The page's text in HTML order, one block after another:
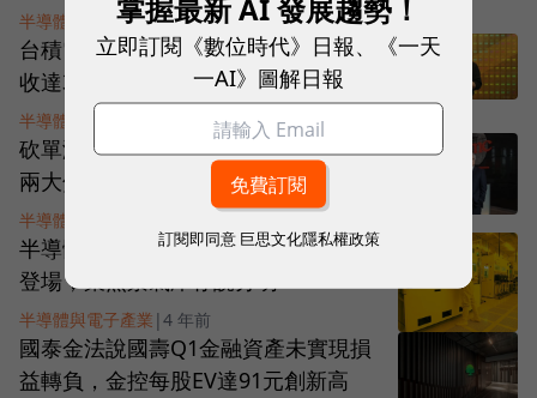
半導體與電子產業|4 年前
台積電法說釋利多，上調全年美元營
收達35%，撥雲見日化解砍單謠言
半導體與電子產業
砍單潮來襲！台積電法說會今登場，
兩大焦點值得關注
半導體與電子產業
半導體產業步熊市？台積電法說本周
登場，聚焦景氣庫存說分明
半導體與電子產業 | 4 年前
國泰金法說國壽Q1金融資產未實現損
益轉負，金控每股EV達91元創新高
掌握最新 AI 發展趨勢！
立即訂閱《數位時代》日報、《一天
一AI》圖解日報
訂閱即同意 巨思文化隱私權政策